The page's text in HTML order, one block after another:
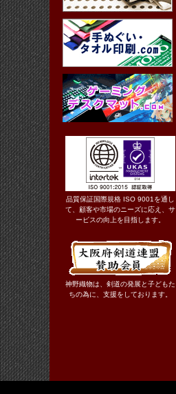
品質保証国際規格 ISO 9001を通し
て、顧客や市場のニーズに応え、サ
ービスの向上を目指します。
神野織物は、剣道の発展と子どもた
ちの為に、支援をしております。